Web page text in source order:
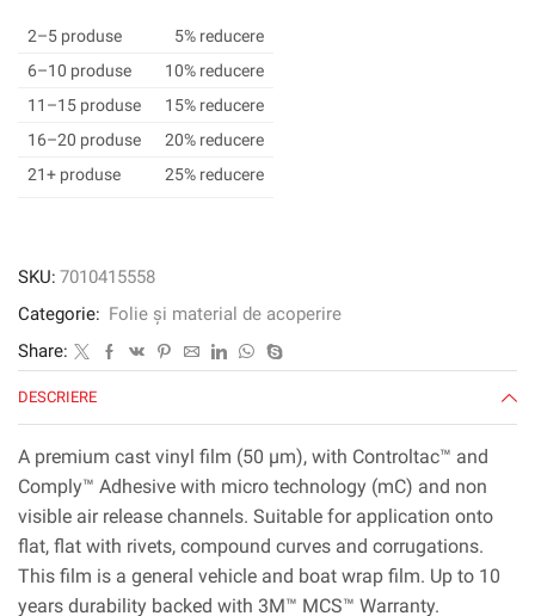
™
ControlTAC
™
cu
Complly
gri
1220
mm
x
45,72
m
2–5 produse
5% reducere
6–10 produse
10% reducere
11–15 produse
15% reducere
16–20 produse
20% reducere
21+ produse
25% reducere
SKU: 7010415558
Categorie: Folie și material de acoperire
Share:
DESCRIERE
A premium cast vinyl film (50 µm), with Controltac™ and
Comply™ Adhesive with micro technology (mC) and non
visible air release channels. Suitable for application onto
flat, flat with rivets, compound curves and corrugations.
This film is a general vehicle and boat wrap film. Up to 10
years durability backed with 3M™ MCS™ Warranty.